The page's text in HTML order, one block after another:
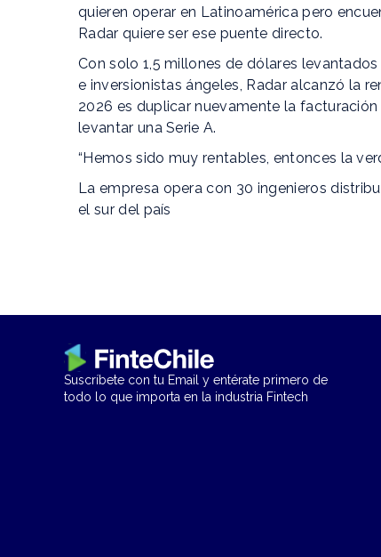
quieren operar en Latinoamérica pero
Radar quiere ser ese puente directo.
Con solo 1,5 millones de dólares
e inversionistas ángeles, Radar alcanzó la
2026 es duplicar nuevamente la
levantar una Serie A.
“Hemos sido muy rentables, entonces la
La empresa opera con 30 ingenieros
el sur del país
Suscríbete con tu Email y entérate primero de
todo lo que importa en la industria Fintech